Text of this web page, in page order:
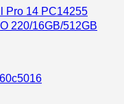
Pro 14 PC14255
220/16GB/512GB